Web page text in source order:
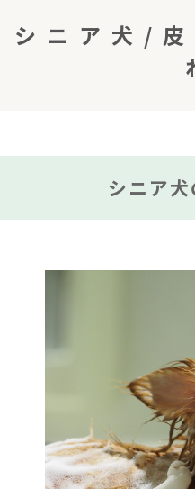
シニア犬/皮
シニア